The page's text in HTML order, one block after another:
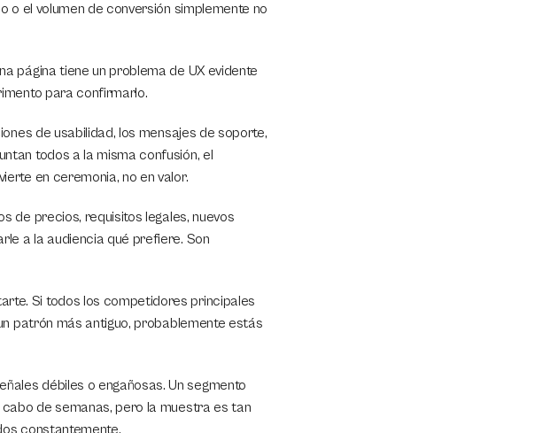
el volumen de conversión simplemente no
página tiene un problema de UX evidente
para confirmarlo.
de usabilidad, los mensajes de soporte,
todos a la misma confusión, el
en ceremonia, no en valor.
de precios, requisitos legales, nuevos
a la audiencia qué prefiere. Son
Si todos los competidores principales
patrón más antiguo, probablemente estás
débiles o engañosas. Un segmento
de semanas, pero la muestra es tan
constantemente.